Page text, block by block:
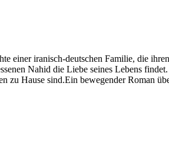
einer iranisch-deutschen Familie, die
Nahid die Liebe seines Lebens
zu Hause sind.Ein bewegender Roman